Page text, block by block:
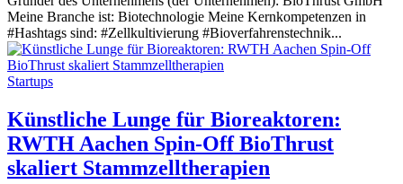
Meine Branche ist: Biotechnologie Meine Kernkompetenzen in
#Hashtags sind: #Zellkultivierung #Bioverfahrenstechnik...
Startups
Künstliche Lunge für Bioreaktoren:
RWTH Aachen Spin-Off BioThrust
skaliert Stammzelltherapien